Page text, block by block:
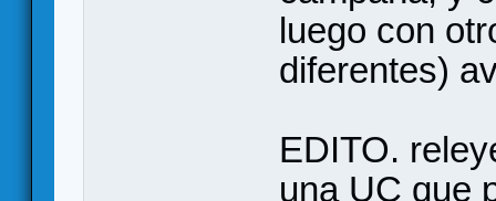
luego con
diferentes)
EDITO.
una UC que